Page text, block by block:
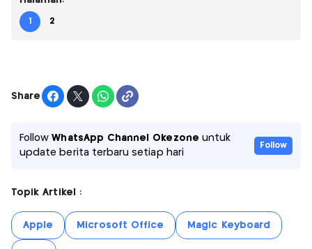
1 2
Share
FollowWhatsApp Channel Okezone untuk
update berita terbaru setiap hari
Follow
Topik Artikel :
Apple Microsoft Office Magic Keyboard